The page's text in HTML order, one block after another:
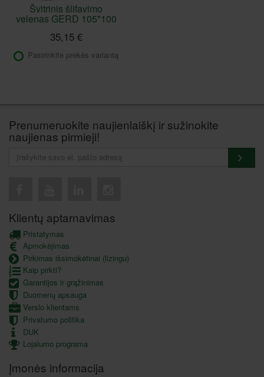
Švitrinis šlifavimo
velenas GERD 105*100
35,15 €
Pasirinkite prekės variantą
Prenumeruokite naujienlaiškį ir sužinokite
naujienas pirmieji!
Klientų aptarnavimas
Pristatymas
Apmokėjimas
Pirkimas išsimokėtinai (lizingu)
Kaip pirkti?
Garantijos ir grąžinimas
Duomenų apsauga
Verslo klientams
Privatumo politika
DUK
Lojalumo programa
Įmonės informacija